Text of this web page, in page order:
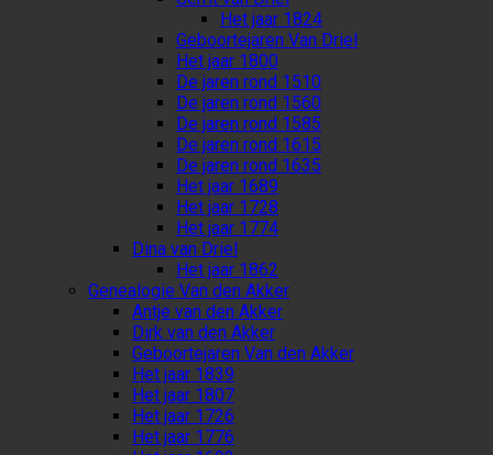
Het jaar 1824
Geboortejaren Van Driel
Het jaar 1800
De jaren rond 1510
De jaren rond 1560
De jaren rond 1585
De jaren rond 1615
De jaren rond 1635
Het jaar 1689
Het jaar 1728
Het jaar 1774
Dina van Driel
Het jaar 1862
Genealogie Van den Akker
Antje van den Akker
Dirk van den Akker
Geboortejaren Van den Akker
Het jaar 1839
Het jaar 1807
Het jaar 1726
Het jaar 1776